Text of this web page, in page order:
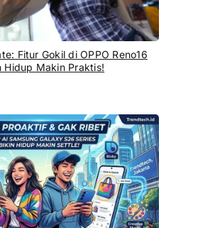
Fitur Gokil di OPPO Reno16
Hidup Makin Praktis!